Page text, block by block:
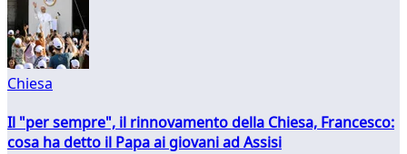
Chiesa
Il "per sempre", il rinnovamento della Chiesa, Francesco:
cosa ha detto il Papa ai giovani ad Assisi